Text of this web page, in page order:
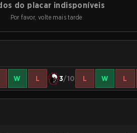
do placar indisponíveis
Por favor, volte mais tarde
W L 3/10 L W L